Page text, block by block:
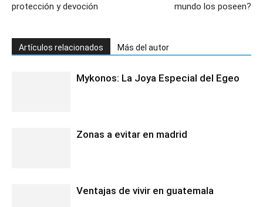
protección y devoción
mundo los poseen?
Artículos relacionados Más del autor
Mykonos: La Joya Especial del Egeo
Zonas a evitar en madrid
Ventajas de vivir en guatemala